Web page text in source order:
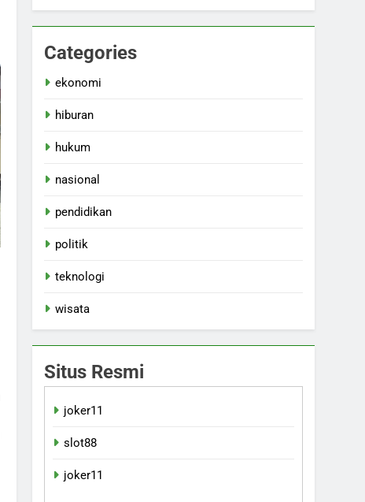
Categories
ekonomi
hiburan
hukum
nasional
pendidikan
politik
teknologi
wisata
Situs Resmi
joker11
slot88
joker11